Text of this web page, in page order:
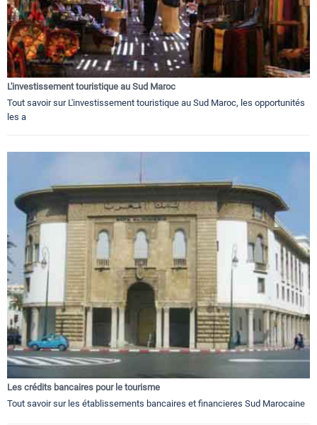
L'investissement touristique au Sud Maroc
Tout savoir sur L'investissement touristique au Sud Maroc, les opportunités
les a
Les crédits bancaires pour le tourisme
Tout savoir sur les établissements bancaires et financieres Sud Marocaine